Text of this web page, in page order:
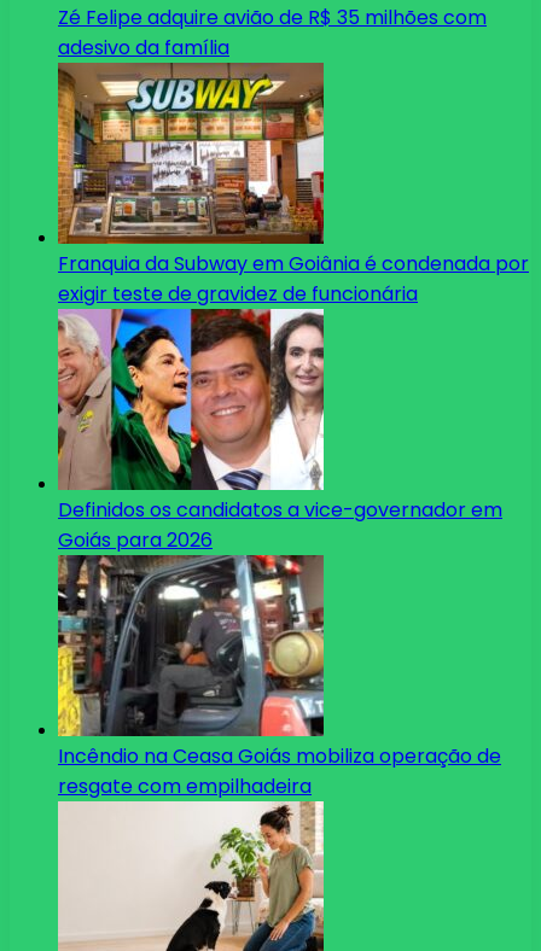
Zé Felipe adquire avião de R$ 35 milhões com
adesivo da família
Franquia da Subway em Goiânia é condenada por
exigir teste de gravidez de funcionária
Definidos os candidatos a vice-governador em
Goiás para 2026
Incêndio na Ceasa Goiás mobiliza operação de
resgate com empilhadeira